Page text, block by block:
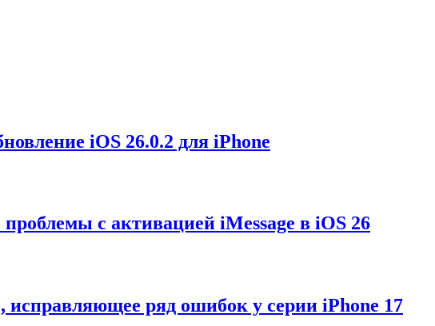
iOS 26.0.2 для iPhone
с активацией iMessage в iOS 26
исправляющее ряд ошибок у серии iPhone 17